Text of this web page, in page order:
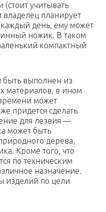
учитывать
планирует
каждый день, ему может
ножик. В таком
компактный
быть выполнен из
материалов, в ином
может
придется сделать
для лезвия —
может быть
дерева,
Кроме того, что
по техническим
назначение.
изделий по цели